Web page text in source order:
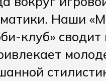
Наши
клуб» сводит